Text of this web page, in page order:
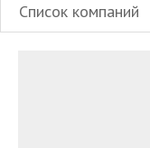
Список компаний